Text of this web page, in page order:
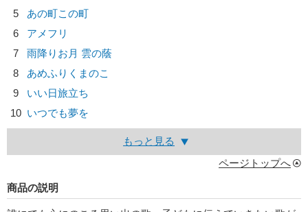
5
あの町この町
6
アメフリ
7
雨降りお月 雲の蔭
8
あめふりくまのこ
9
いい日旅立ち
10 いつでも夢を
もっと見る
ページトップへ
商品の説明